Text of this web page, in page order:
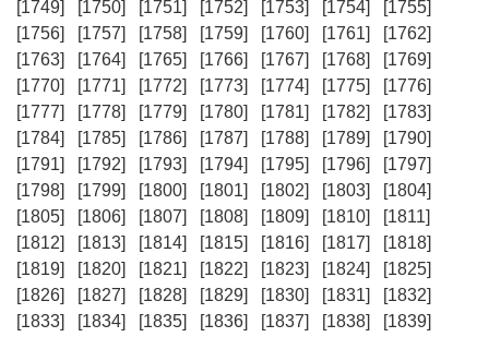
[1749]
[1750] [1751] [1752] [1753] [1754]
[1755]
[1756]
[1757] [1758] [1759] [1760] [1761]
[1762]
[1763]
[1764] [1765] [1766] [1767] [1768]
[1769]
[1770]
[1771] [1772] [1773] [1774] [1775]
[1776]
[1777]
[1778] [1779] [1780] [1781] [1782]
[1783]
[1784]
[1785] [1786] [1787] [1788] [1789]
[1790]
[1791]
[1792] [1793] [1794] [1795] [1796]
[1797]
[1798]
[1799] [1800] [1801] [1802] [1803]
[1804]
[1805]
[1806] [1807] [1808] [1809] [1810]
[1811]
[1812]
[1813] [1814] [1815] [1816] [1817]
[1818]
[1819]
[1820] [1821] [1822] [1823] [1824]
[1825]
[1826]
[1827] [1828] [1829] [1830] [1831]
[1832]
[1833]
[1834] [1835] [1836] [1837] [1838]
[1839]